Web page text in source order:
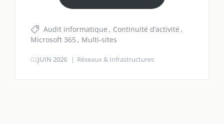
Audit informatique
Continuité d’activité
Microsoft 365
Multi-sites
02JUIN 2026 Réseaux & Infrastructures